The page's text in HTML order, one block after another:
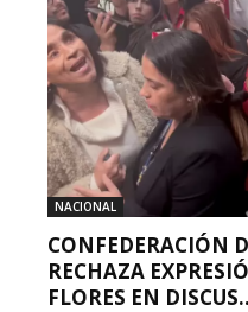
NACIONAL
CONFEDERACIÓN
RECHAZA
FLORES EN